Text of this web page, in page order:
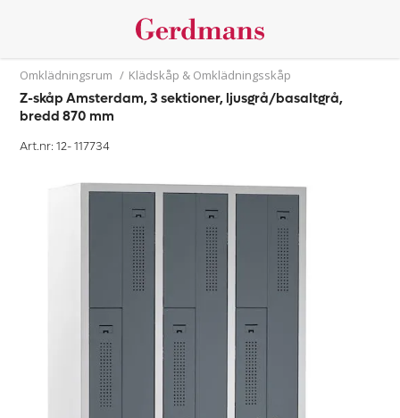
Omklädningsrum / Klädskåp & Omklädningsskåp
Z-skåp Amsterdam, 3 sektioner, ljusgrå/basaltgrå,
bredd 870 mm
Art.nr: 12-117734